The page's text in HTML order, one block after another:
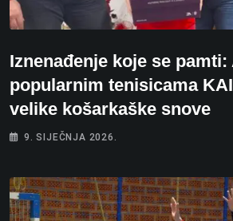
Iznenađenje koje se pamti:
popularnim tenisicama
velike košarkaške snove
9. SIJEČNJA 2026.